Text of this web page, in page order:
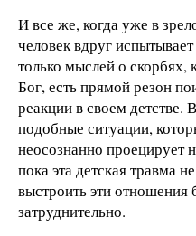
И все же, когда уже в
человек вдруг
только мыслей о
Бог, есть прямой резон
реакции в своем
подобные ситуации,
неосознанно проецирует
пока эта детская травма
выстроить эти отношения
затруднительно.